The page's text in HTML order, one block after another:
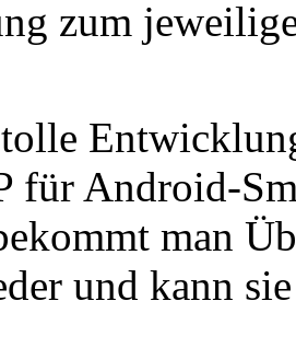
zum
für Android-
man
und kann